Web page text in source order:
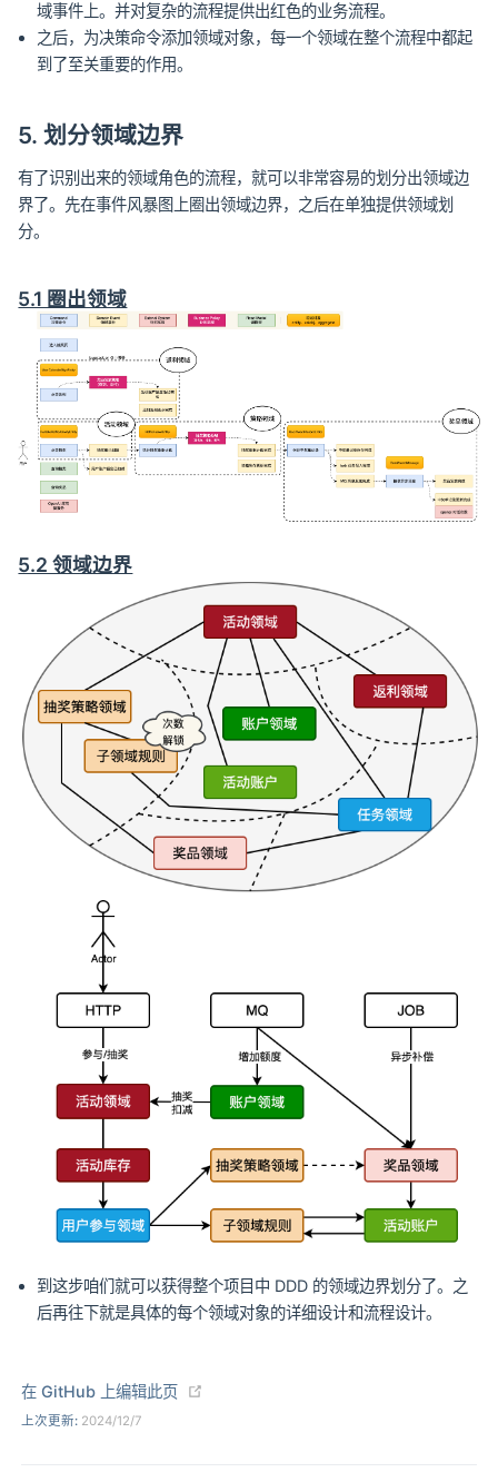
域事件上。并对复杂的流程提供出红色的业务流程。
之后，为决策命令添加领域对象，每一个领域在整个流程中都起
到了至关重要的作用。
5. 划分领域边界
有了识别出来的领域角色的流程，就可以非常容易的划分出领域边
界了。先在事件风暴图上圈出领域边界，之后在单独提供领域划
分。
5.1 圈出领域
5.2 领域边界
到这步咱们就可以获得整个项目中 DDD 的领域边界划分了。之
后再往下就是具体的每个领域对象的详细设计和流程设计。
在 GitHub 上编辑此页
上次更新: 2024/12/7